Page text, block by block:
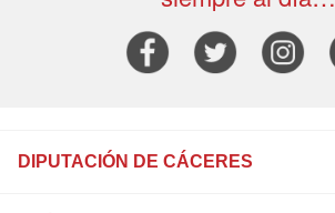
DIPUTACIÓN DE CÁCERES